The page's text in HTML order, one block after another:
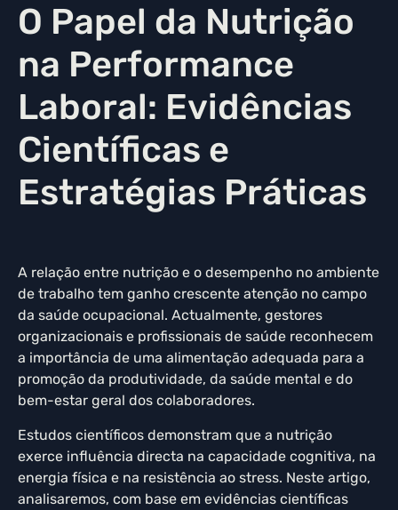
O Papel da Nutrição
na Performance
Laboral: Evidências
Científicas e
Estratégias Práticas
A relação entre nutrição e o desempenho no ambiente
de trabalho tem ganho crescente atenção no campo
da saúde ocupacional. Actualmente, gestores
organizacionais e profissionais de saúde reconhecem
a importância de uma alimentação adequada para a
promoção da produtividade, da saúde mental e do
bem-estar geral dos colaboradores.
Estudos científicos demonstram que a nutrição
exerce influência directa na capacidade cognitiva, na
energia física e na resistência ao stress. Neste artigo,
analisaremos, com base em evidências científicas